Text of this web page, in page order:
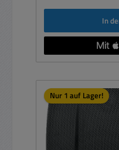
In
Nur 1 auf Lager!